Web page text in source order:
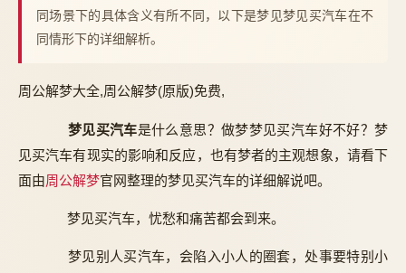
同场景下的具体含义有所不同，以下是梦见梦见买汽车在不
同情形下的详细解析。
周公解梦大全,周公解梦(原版)免费,
梦见买汽车是什么意思？做梦梦见买汽车好不好？梦
见买汽车有现实的影响和反应，也有梦者的主观想象，请看下
面由周公解梦官网整理的梦见买汽车的详细解说吧。
梦见买汽车，忧愁和痛苦都会到来。
梦见别人买汽车，会陷入小人的圈套，处事要特别小